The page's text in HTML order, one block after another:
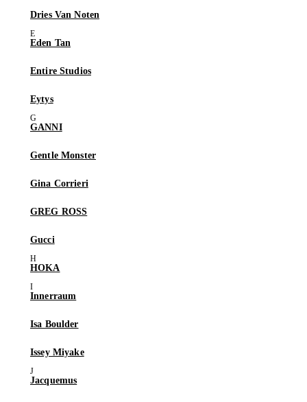
Dries Van Noten
Eden Tan
Entire Studios
Eytys
GANNI
Gentle Monster
Gina Corrieri
GREG ROSS
Gucci
HOKA
Innerraum
Isa Boulder
Issey Miyake
Jacquemus